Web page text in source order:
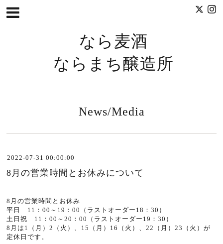
なら麦酒
ならまち醸造所
News/Media
2022-07-31 00:00:00
8月の営業時間とお休みについて
8月の営業時間とお休み
平日 11：00～19：00（ラストオーダー18：30）
土日祝 11：00～20：00（ラストオーダー19：30）
8月は1（月）2（火）、15
（月）16（火）、22 （月）23（火）が
定休日です。